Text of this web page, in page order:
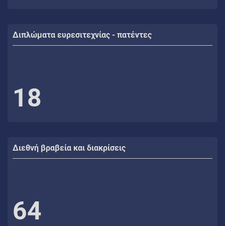
Διπλώματα ευρεσιτεχνίας - πατέντες
18
Διεθνή βραβεία και διακρίσεις
64